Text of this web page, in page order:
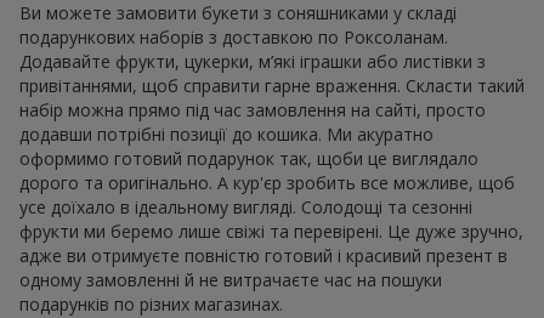
Ви можете замовити букети з соняшниками у складі
подарункових наборів з доставкою по Роксоланам.
Додавайте фрукти, цукерки, м’які іграшки або листівки з
привітаннями, щоб справити гарне враження. Скласти такий
набір можна прямо під час замовлення на сайті, просто
додавши потрібні позиції до кошика. Ми акуратно
оформимо готовий подарунок так, щоби це виглядало
дорого та оригінально. А кур'єр зробить все можливе, щоб
усе доїхало в ідеальному вигляді. Солодощі та сезонні
фрукти ми беремо лише свіжі та перевірені. Це дуже зручно,
адже ви отримуєте повністю готовий і красивий презент в
одному замовленні й не витрачаєте час на пошуки
подарунків по різних магазинах.